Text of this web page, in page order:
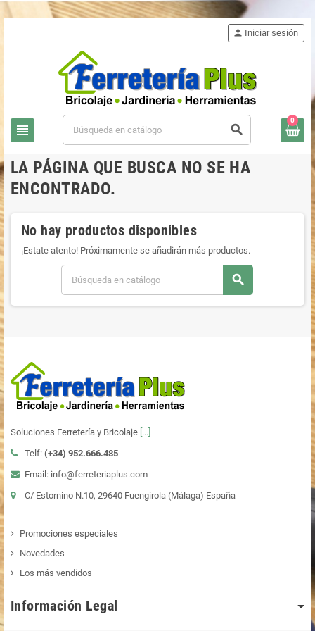
view_headline search
person Iniciar sesión
0
LA PÁGINA QUE BUSCA NO SE HA
ENCONTRADO.
No hay productos disponibles
¡Estate atento! Próximamente se añadirán más productos.
search
Soluciones Ferretería y Bricolaje [...]
Telf: (+34) 952.666.485
Email: info@ferreteriaplus.com
C/ Estornino N.10, 29640 Fuengirola (Málaga) España
Promociones especiales
Novedades
Los más vendidos
Información Legal